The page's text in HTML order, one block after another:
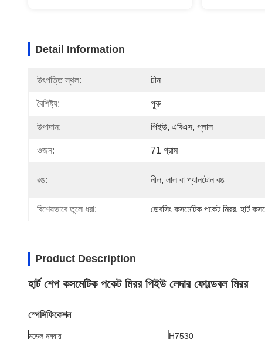
Detail Information
উৎপত্তি স্থল: চীন
বৈশিষ্ট্য: পুরু
উপাদান: পিইউ, এবিএস, গ্লাস
ওজন: 71 গ্রাম
রঙ: নীল, লাল বা প্যানটোন রঙ
বিশেষভাবে তুলে ধরা: ডেবসিং কসমেটিক পকেট মিরর, হার্ট
Product Description
হার্ট শেপ কসমেটিক পকেট মিরর পিইউ লেদার ফোল্ডেবল মিরর
স্পেসিফিকেশন
মডেল নম্বার
H7530